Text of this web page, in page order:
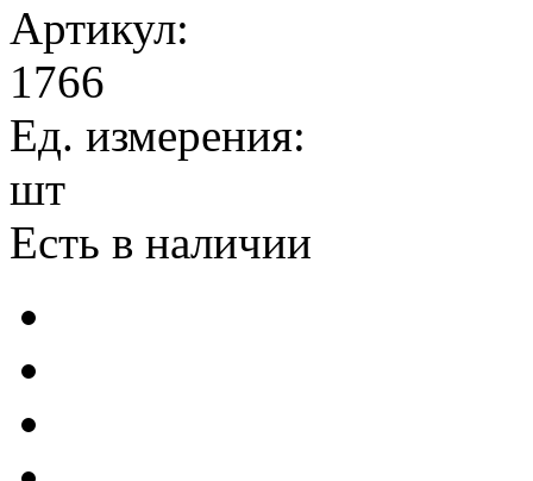
Артикул:
1766
Ед. измерения:
шт
Есть в наличии